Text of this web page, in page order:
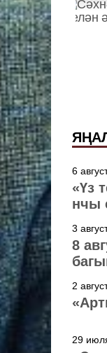
6
«Үз
нчы
3
8
2
29